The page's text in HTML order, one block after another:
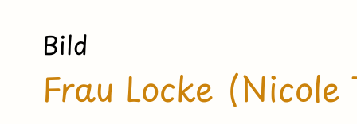
Bild
Frau Locke (Nicole